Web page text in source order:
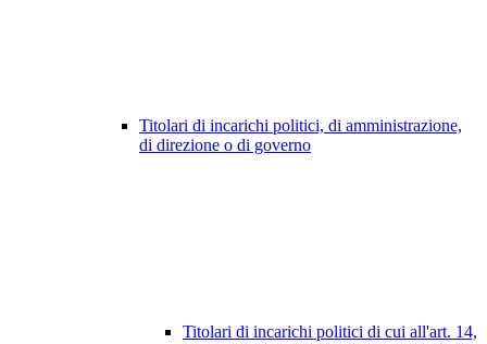
Titolari di incarichi politici, di amministrazione,
di direzione o di governo
Titolari di incarichi politici di cui all'art. 14,